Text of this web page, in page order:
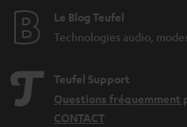
Le Blog Teufel
Technologies audio,
Teufel Support
Questions fréquemment
CONTACT